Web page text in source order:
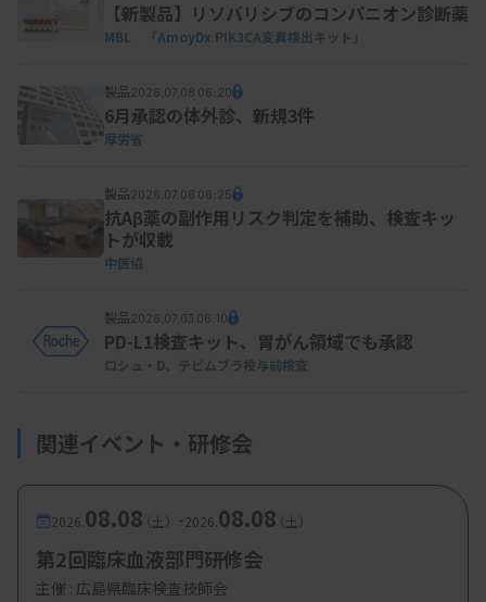
【新製品】リソバリシブのコンパニオン診断薬
MBL 「AmoyDx PIK3CA変異検出キット」
製品2026.07.08 06:20
6月承認の体外診、新規3件
厚労省
製品2026.07.06 06:25
抗Aβ薬の副作用リスク判定を補助、検査キッ
トが収載
中医協
製品2026.07.03 06:10
PD-L1検査キット、胃がん領域でも承認
ロシュ・D、テビムブラ投与前検査
関連イベント・研修会
2026. 08.08（土） -2026. 08.08（土）
第2回臨床血液部門研修会
主催 : 広島県臨床検査技師会